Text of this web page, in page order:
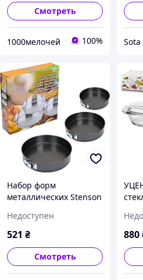
Смотреть
1000мелочей 100%
Набор форм
металлических Stenson
D24/26/28см для
выпекания, Х3-
Недоступен
521 ₴
Смотреть
)
880